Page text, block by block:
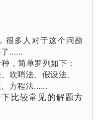
很多人对于这个问题
......
，简单罗列如下：
吹哨法、假设法、
方程法......
比较常见的解题方